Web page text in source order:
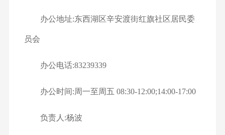
办公地址:东西湖区辛安渡街红旗社区居民委
员会
办公电话:83239339
办公时间:周一至周五 08:30-12:00;14:00-17:00
负责人:杨波